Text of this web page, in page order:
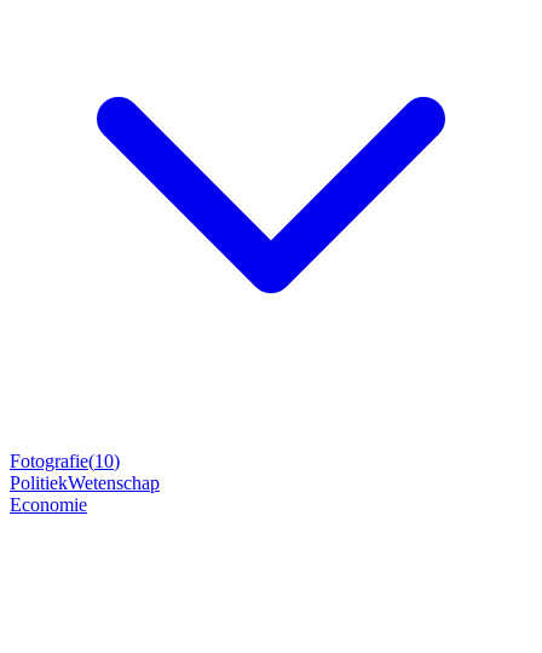
Fotografie(10)
PolitiekWetenschap
Economie